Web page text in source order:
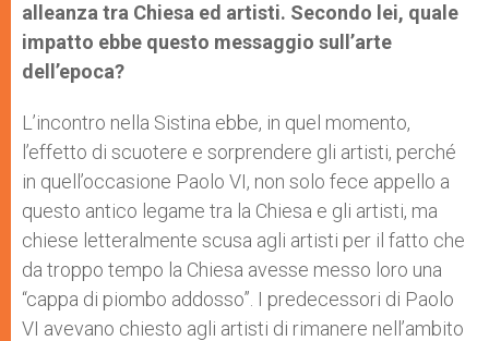
alleanza tra Chiesa ed artisti. Secondo lei, quale
impatto ebbe questo messaggio sull’arte
dell’epoca?
L’incontro nella Sistina ebbe, in quel momento,
l’effetto di scuotere e sorprendere gli artisti, perché
in quell’occasione Paolo VI, non solo fece appello a
questo antico legame tra la Chiesa e gli artisti, ma
chiese letteralmente scusa agli artisti per il fatto che
da troppo tempo la Chiesa avesse messo loro una
“cappa di piombo addosso”. I predecessori di Paolo
VI avevano chiesto agli artisti di rimanere nell’ambito